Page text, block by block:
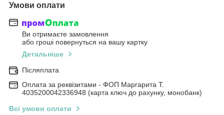
Умови оплати
Ви отримаєте замовлення
або гроші повернуться на вашу картку
Детальніше
Післяплата
Оплата за реквізитами - ФОП Маргарита Т.
4035200042336948 (карта ключ до рахунку, монобанк)
Всі умови оплати